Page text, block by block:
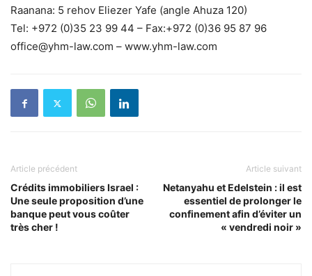
Raanana: 5 rehov Eliezer Yafe (angle Ahuza 120)
Tel: +972 (0)35 23 99 44 – Fax:+972 (0)36 95 87 96
office@yhm-law.com – www.yhm-law.com
Article précédent
Crédits immobiliers Israel :
Une seule proposition d’une
banque peut vous coûter
très cher !
Article suivant
Netanyahu et Edelstein : il est
essentiel de prolonger le
confinement afin d’éviter un
« vendredi noir »